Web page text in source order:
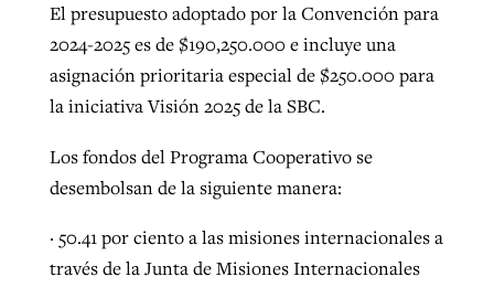
El presupuesto adoptado por la Convención para
2024-2025 es de $190,250.000 e incluye una
asignación prioritaria especial de $250.000 para
la iniciativa Visión 2025 de la SBC.
Los fondos del Programa Cooperativo se
desembolsan de la siguiente manera:
· 50.41 por ciento a las misiones internacionales a
través de la Junta de Misiones Internacionales